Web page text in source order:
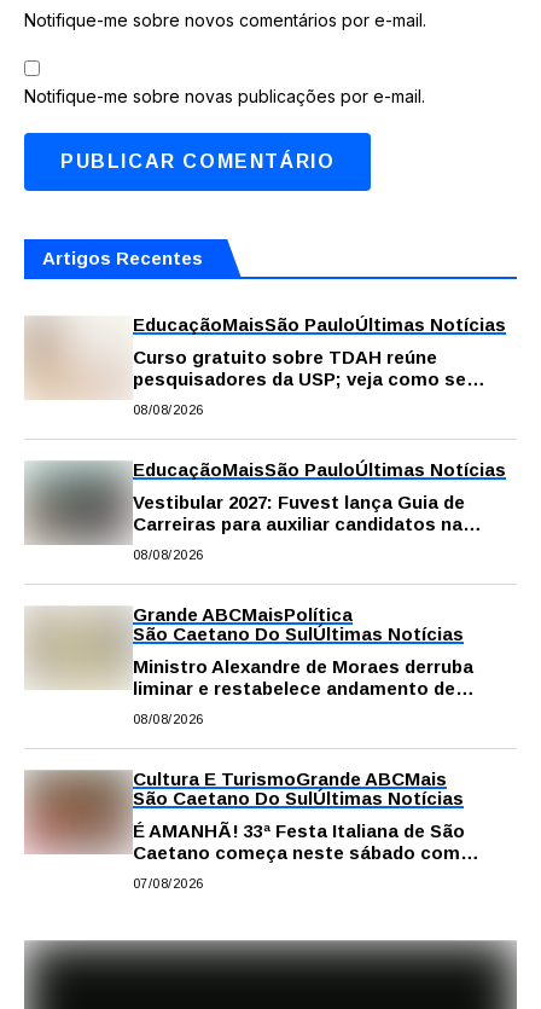
Notifique-me sobre novos comentários por e-mail.
Notifique-me sobre novas publicações por e-mail.
Artigos Recentes
EducaçãoMaisSão PauloÚltimas Notícias
Curso gratuito sobre TDAH reúne
pesquisadores da USP; veja como se
inscrever
08/08/2026
EducaçãoMaisSão PauloÚltimas Notícias
Vestibular 2027: Fuvest lança Guia de
Carreiras para auxiliar candidatos na
escolha da profissão
08/08/2026
Grande ABCMaisPolítica
São Caetano Do SulÚltimas Notícias
Ministro Alexandre de Moraes derruba
liminar e restabelece andamento de
comissão processante contra vereador
08/08/2026
Cultura E TurismoGrande ABCMais
São Caetano Do SulÚltimas Notícias
É AMANHÃ! 33ª Festa Italiana de São
Caetano começa neste sábado com
gastronomia, música e solidariedade
07/08/2026